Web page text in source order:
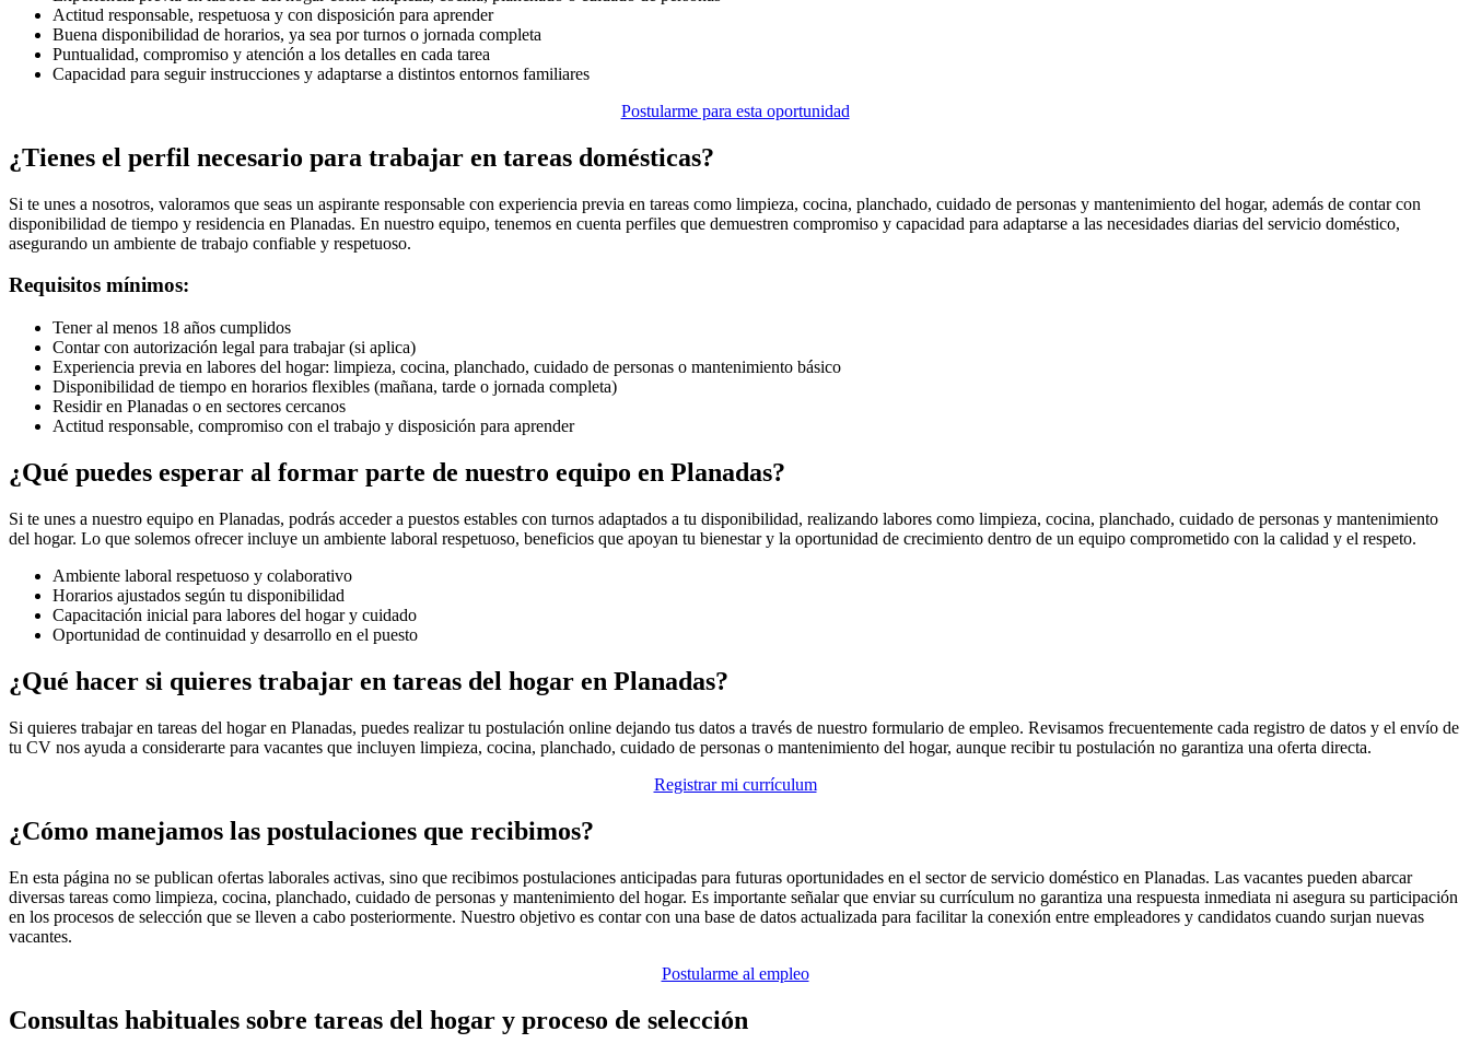
Actitud responsable, respetuosa y con disposición para aprender
Buena disponibilidad de horarios, ya sea por turnos o jornada completa
Puntualidad, compromiso y atención a los detalles en cada tarea
Capacidad para seguir instrucciones y adaptarse a distintos entornos familiares
Postularme para esta oportunidad
¿Tienes el perfil necesario para trabajar en tareas domésticas?
Si te unes a nosotros, valoramos que seas un aspirante responsable con experiencia previa en tareas como limpieza, cocina, planchado, cuidado de personas y mantenimiento del hogar, además de contar con
disponibilidad de tiempo y residencia en Planadas. En nuestro equipo, tenemos en cuenta perfiles que demuestren compromiso y capacidad para adaptarse a las necesidades diarias del servicio doméstico,
asegurando un ambiente de trabajo confiable y respetuoso.
Requisitos mínimos:
Tener al menos 18 años cumplidos
Contar con autorización legal para trabajar (si aplica)
Experiencia previa en labores del hogar: limpieza, cocina, planchado, cuidado de personas o mantenimiento básico
Disponibilidad de tiempo en horarios flexibles (mañana, tarde o jornada completa)
Residir en Planadas o en sectores cercanos
Actitud responsable, compromiso con el trabajo y disposición para aprender
¿Qué puedes esperar al formar parte de nuestro equipo en Planadas?
Si te unes a nuestro equipo en Planadas, podrás acceder a puestos estables con turnos adaptados a tu disponibilidad, realizando labores como limpieza, cocina, planchado, cuidado de personas y mantenimiento
del hogar. Lo que solemos ofrecer incluye un ambiente laboral respetuoso, beneficios que apoyan tu bienestar y la oportunidad de crecimiento dentro de un equipo comprometido con la calidad y el respeto.
Ambiente laboral respetuoso y colaborativo
Horarios ajustados según tu disponibilidad
Capacitación inicial para labores del hogar y cuidado
Oportunidad de continuidad y desarrollo en el puesto
¿Qué hacer si quieres trabajar en tareas del hogar en Planadas?
Si quieres trabajar en tareas del hogar en Planadas, puedes realizar tu postulación online dejando tus datos a través de nuestro formulario de empleo. Revisamos frecuentemente cada registro de datos y el envío de
tu CV nos ayuda a considerarte para vacantes que incluyen limpieza, cocina, planchado, cuidado de personas o mantenimiento del hogar, aunque recibir tu postulación no garantiza una oferta directa.
Registrar mi currículum
¿Cómo manejamos las postulaciones que recibimos?
En esta página no se publican ofertas laborales activas, sino que recibimos postulaciones anticipadas para futuras oportunidades en el sector de servicio doméstico en Planadas. Las vacantes pueden abarcar
diversas tareas como limpieza, cocina, planchado, cuidado de personas y mantenimiento del hogar. Es importante señalar que enviar su currículum no garantiza una respuesta inmediata ni asegura su participación
en los procesos de selección que se lleven a cabo posteriormente. Nuestro objetivo es contar con una base de datos actualizada para facilitar la conexión entre empleadores y candidatos cuando surjan nuevas
vacantes.
Postularme al empleo
Consultas habituales sobre tareas del hogar y proceso de selección